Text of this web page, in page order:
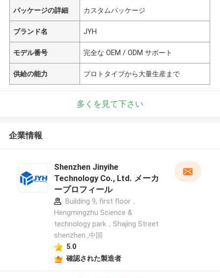
パッケージの詳細 カスタムパッケージ
ブランド名 JYH
モデル番号 完全な OEM / ODM サポート
供給の能力 プロトタイプから大量生産まで
多くを見て下さい
企業情報
Shenzhen Jinyihe
Technology Co., Ltd. メーカ
ープロフィール
Building 9, first floor，
Hengmingzhu Science &
technology park，Shajing Street
shenzhen ,中国
5.0
確認された製造者